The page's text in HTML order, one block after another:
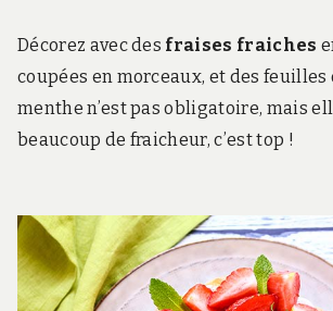
Décorez avec des fraises fraiches
coupées en morceaux, et des feuilles
menthe n’est pas obligatoire, mais
beaucoup de fraicheur, c’est top !